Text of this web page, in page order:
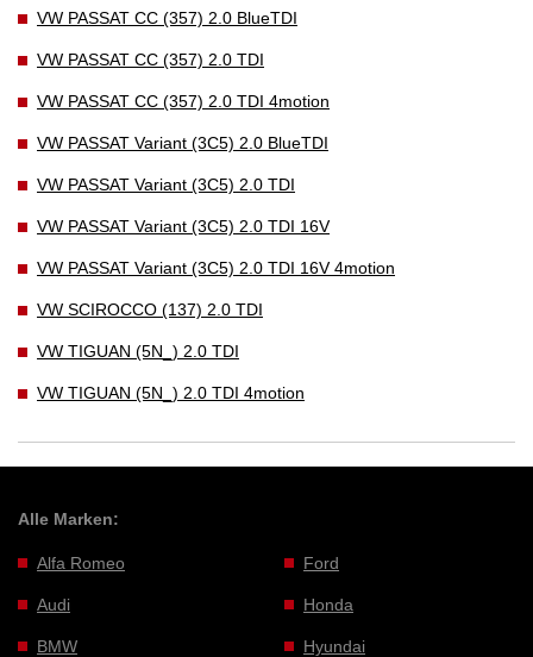
VW PASSAT CC (357) 2.0 BlueTDI
VW PASSAT CC (357) 2.0 TDI
VW PASSAT CC (357) 2.0 TDI 4motion
VW PASSAT Variant (3C5) 2.0 BlueTDI
VW PASSAT Variant (3C5) 2.0 TDI
VW PASSAT Variant (3C5) 2.0 TDI 16V
VW PASSAT Variant (3C5) 2.0 TDI 16V 4motion
VW SCIROCCO (137) 2.0 TDI
VW TIGUAN (5N_) 2.0 TDI
VW TIGUAN (5N_) 2.0 TDI 4motion
Alle Marken:
Alfa Romeo
Audi
BMW
Ford
Honda
Hyundai